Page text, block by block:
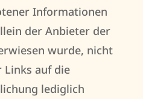
Informationen
der Anbieter der
wurde, nicht
Links auf die
lediglich